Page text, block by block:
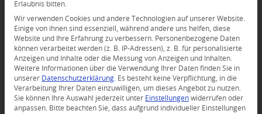
Erlaubnis bitten.
Wir verwenden Cookies und andere Technologien auf unserer Website.
Einige von ihnen sind essenziell, während andere uns helfen, diese
Website und Ihre Erfahrung zu verbessern.
Personenbezogene Daten
können verarbeitet werden (z. B. IP-Adressen), z. B. für personalisierte
Anzeigen und Inhalte oder die Messung von Anzeigen und Inhalten.
Weitere Informationen über die Verwendung Ihrer Daten finden Sie in
unserer Datenschutzerklärung
Es besteht keine Verpflichtung, in die
Verarbeitung Ihrer Daten einzuwilligen, um dieses Angebot zu nutzen.
Sie können Ihre Auswahl jederzeit unter Einstellungen widerrufen oder
anpassen.
Bitte beachten Sie, dass aufgrund individueller Einstellungen